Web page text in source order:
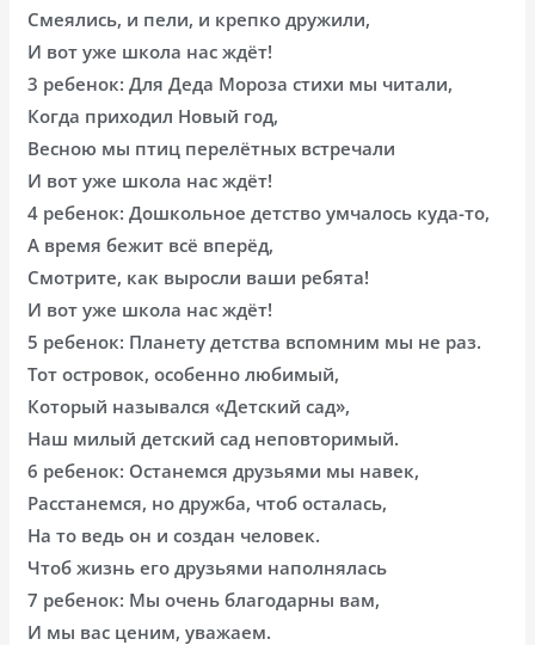
Смеялись, и пели, и крепко дружили,
И вот уже школа нас ждёт!
3 ребенок: Для Деда Мороза стихи мы читали,
Когда приходил Новый год,
Весною мы птиц перелётных встречали
И вот уже школа нас ждёт!
4 ребенок: Дошкольное детство умчалось куда-то,
А время бежит всё вперёд,
Смотрите, как выросли ваши ребята!
И вот уже школа нас ждёт!
5 ребенок: Планету детства вспомним мы не раз.
Тот островок, особенно любимый,
Который назывался «Детский сад»,
Наш милый детский сад неповторимый.
6 ребенок: Останемся друзьями мы навек,
Расстанемся, но дружба, чтоб осталась,
На то ведь он и создан человек.
Чтоб жизнь его друзьями наполнялась
7 ребенок: Мы очень благодарны вам,
И мы вас ценим, уважаем.